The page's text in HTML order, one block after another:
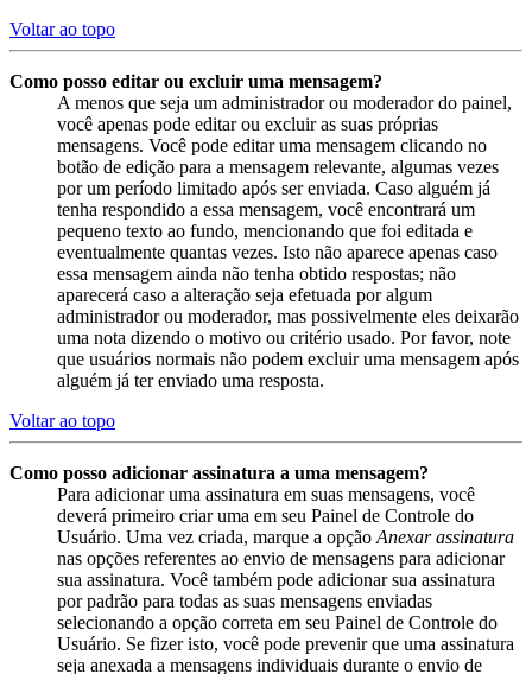
Voltar ao topo
Como posso editar ou excluir uma mensagem?
A menos que seja um administrador ou moderador do painel,
você apenas pode editar ou excluir as suas próprias
mensagens. Você pode editar uma mensagem clicando no
botão de edição para a mensagem relevante, algumas vezes
por um período limitado após ser enviada. Caso alguém já
tenha respondido a essa mensagem, você encontrará um
pequeno texto ao fundo, mencionando que foi editada e
eventualmente quantas vezes. Isto não aparece apenas caso
essa mensagem ainda não tenha obtido respostas; não
aparecerá caso a alteração seja efetuada por algum
administrador ou moderador, mas possivelmente eles deixarão
uma nota dizendo o motivo ou critério usado. Por favor, note
que usuários normais não podem excluir uma mensagem após
alguém já ter enviado uma resposta.
Voltar ao topo
Como posso adicionar assinatura a uma mensagem?
Para adicionar uma assinatura em suas mensagens, você
deverá primeiro criar uma em seu Painel de Controle do
Usuário. Uma vez criada, marque a opção Anexar assinatura
nas opções referentes ao envio de mensagens para adicionar
sua assinatura. Você também pode adicionar sua assinatura
por padrão para todas as suas mensagens enviadas
selecionando a opção correta em seu Painel de Controle do
Usuário. Se fizer isto, você pode prevenir que uma assinatura
seja anexada a mensagens individuais durante o envio de